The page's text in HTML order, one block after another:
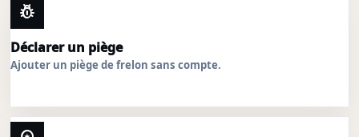
pest_control
Déclarer un piège
Ajouter un piège de frelon sans compte.